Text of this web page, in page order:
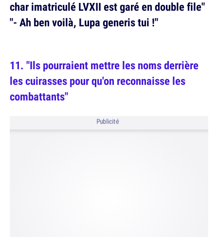
char imatriculé LVXII est garé en double file"
"- Ah ben voilà, Lupa generis tui !"
"Ils pourraient mettre les noms derrière
les cuirasses pour qu'on reconnaisse les
combattants"
Publicité